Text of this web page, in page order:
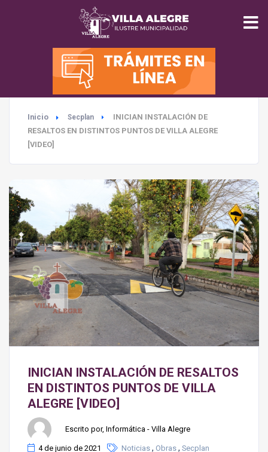
INICIO
MUNICIPALIDAD
SEGURIDAD
SALUD
TURISMO
MEDIO AMBIENTE
Inicio Secplan
INICIAN INSTALACIÓN DE
RESALTOS EN DISTINTOS PUNTOS DE VILLA ALEGRE
[VIDEO]
INICIAN INSTALACIÓN DE RESALTOS
EN DISTINTOS PUNTOS DE VILLA
ALEGRE [VIDEO]
Escrito por, Informática - Villa Alegre
4 de junio de 2021 Noticias , Obras , Secplan